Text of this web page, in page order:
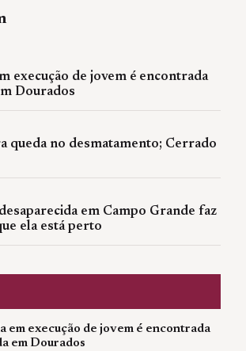
execução de jovem é encontrada
Dourados
queda no desmatamento; Cerrado
em Campo Grande faz
ela está perto
em execução de jovem é encontrada
em Dourados